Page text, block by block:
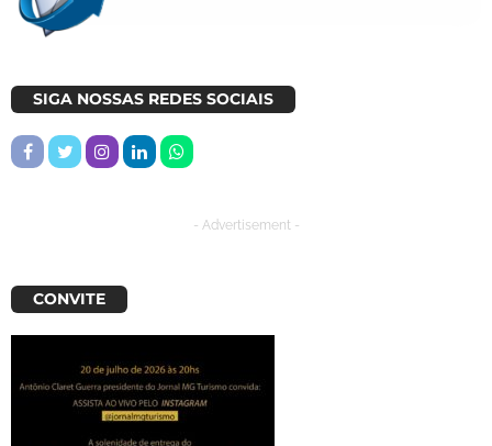
SIGA NOSSAS REDES SOCIAIS
- Advertisement -
CONVITE